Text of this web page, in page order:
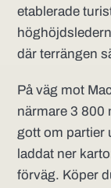
etablerade
där terrängen
På väg mot
närmare 3 800
gott om partier
laddat ner
förväg. Köper